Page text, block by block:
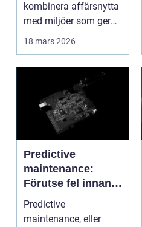
kombinera affärsnytta
med miljöer som ger
lugn, fokus...
18 mars 2026
Predictive
maintenance:
Förutse fel innan
de uppstår med
hjälp av sensorer
Predictive
maintenance, eller